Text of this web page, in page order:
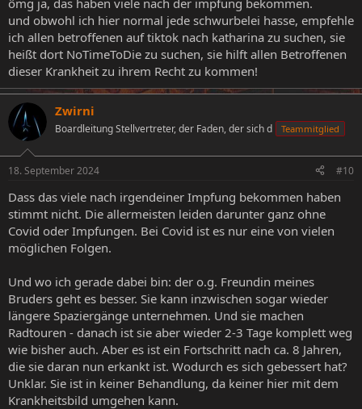
ômg ja, das haben viele nach der impfung bekommen.
und obwohl ich hier normal jede schwurbelei hasse, empfehle
ich allen betroffenen auf tiktok nach katharina zu suchen, sie
heißt dort NoTimeToDie zu suchen, sie hilft allen Betroffenen
dieser Krankheit zu ihrem Recht zu kommen!
Zwirni
Boardleitung Stellvertreter, der Faden, der sich d Teammitglied
18. September 2024 #10
Dass das viele nach irgendeiner Impfung bekommen haben
stimmt nicht. Die allermeisten leiden darunter ganz ohne
Covid oder Impfungen. Bei Covid ist es nur eine von vielen
möglichen Folgen.
Und wo ich gerade dabei bin: der o.g. Freundin meines
Bruders geht es besser. Sie kann inzwischen sogar wieder
längere Spaziergänge unternehmen. Und sie machen
Radtouren - danach ist sie aber wieder 2-3 Tage komplett weg
wie bisher auch. Aber es ist ein Fortschritt nach ca. 8 Jahren,
die sie daran nun erkankt ist. Wodurch es sich gebessert hat?
Unklar. Sie ist in keiner Behandlung, da keiner hier mit dem
Krankheitsbild umgehen kann.